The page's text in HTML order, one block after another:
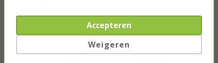
we hebben hetwel
Accepteren
Weigeren